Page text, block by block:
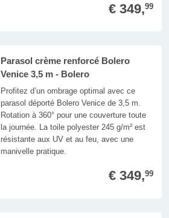
€ 349,99
Parasol crème renforcé Bolero
Venice 3,5 m - Bolero
Profitez d’un ombrage optimal avec ce
parasol déporté Bolero Venice de 3,5 m.
Rotation à 360° pour une couverture toute
la journée. La toile polyester 245 g/m² est
résistante aux UV et au feu, avec une
manivelle pratique.
€ 349,99